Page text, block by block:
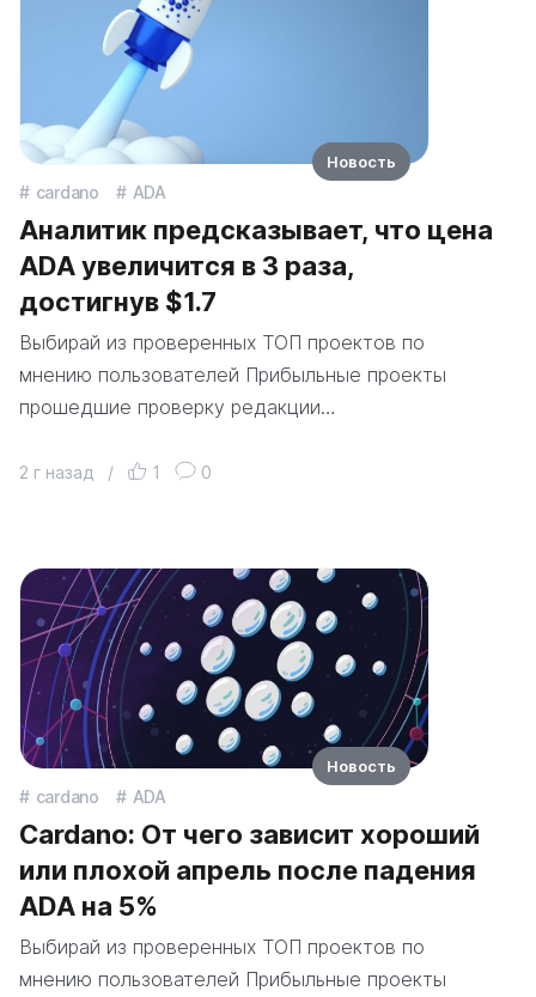
cardano ADA
Аналитик предсказывает, что цена
ADA увеличится в 3 раза,
достигнув $1.7
Выбирай из проверенных ТОП проектов по
мнению пользователей Прибыльные проекты
прошедшие проверку редакции…
2 г назад / 1 0
Новость
cardano ADA
Cardano: От чего зависит хороший
или плохой апрель после падения
ADA на 5%
Выбирай из проверенных ТОП проектов по
мнению пользователей Прибыльные проекты
Новость